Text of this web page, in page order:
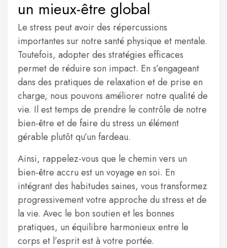
un mieux-être global
Le stress peut avoir des répercussions
importantes sur notre santé physique et mentale.
Toutefois, adopter des stratégies efficaces
permet de réduire son impact. En s’engageant
dans des pratiques de relaxation et de prise en
charge, nous pouvons améliorer notre qualité de
vie. Il est temps de prendre le contrôle de notre
bien-être et de faire du stress un élément
gérable plutôt qu’un fardeau.
Ainsi, rappelez-vous que le chemin vers un
bien-être accru est un voyage en soi. En
intégrant des habitudes saines, vous transformez
progressivement votre approche du stress et de
la vie. Avec le bon soutien et les bonnes
pratiques, un équilibre harmonieux entre le
corps et l’esprit est à votre portée.